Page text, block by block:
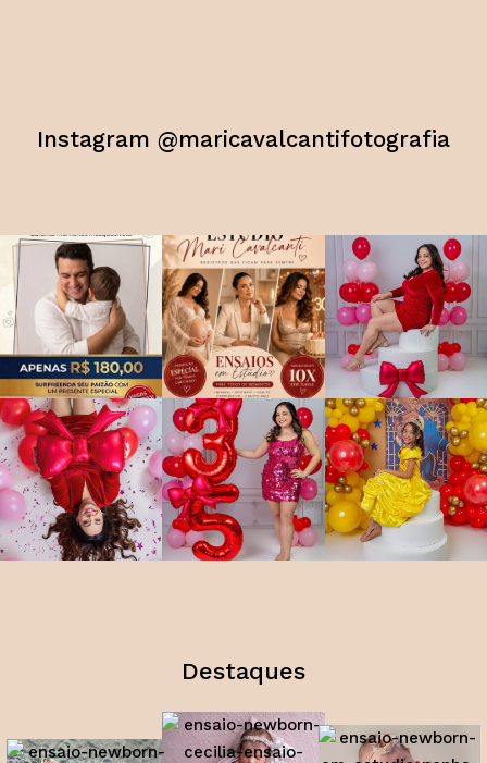
Instagram @maricavalcantifotografia
Destaques